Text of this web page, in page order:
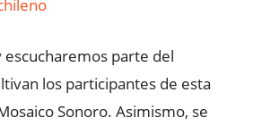
parte del
los participantes de esta
Sonoro. Asimismo, se